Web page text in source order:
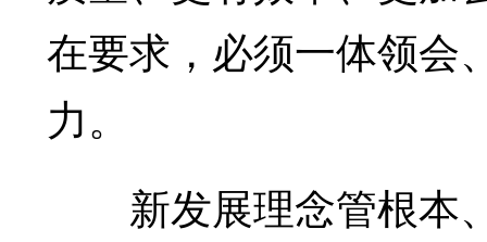
在要求，必须一体领会
力。
新发展理念管根本